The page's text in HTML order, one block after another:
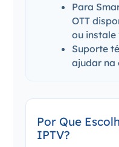
Para
OTT
ou instale
Suporte
ajudar na
Por Que
IPTV?